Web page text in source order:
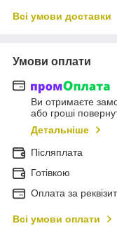
Всі умови доставки
Умови оплати
Ви отримаєте
або гроші
Детальніше
Післяплата
Готівкою
Оплата за
Всі умови оплати